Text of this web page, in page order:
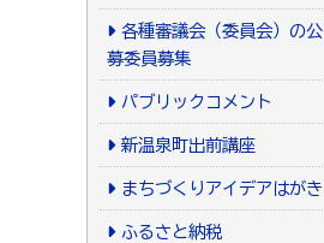
各種審議会（委員会）の公
募委員募集
パブリックコメント
新温泉町出前講座
まちづくりアイデアはがき
ふるさと納税